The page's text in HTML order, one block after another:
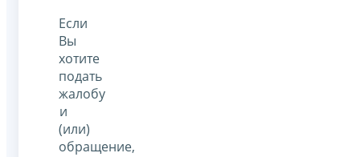
Если
Вы
хотите
подать
жалобу
и
(или)
обращение,